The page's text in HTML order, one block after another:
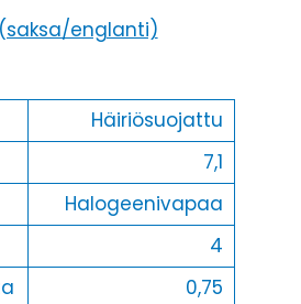
englanti)
Häiriösuojattu
7,1
Halogeenivapaa
4
0,75